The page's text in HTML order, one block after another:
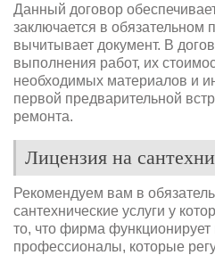
Данный договор
заключается в обязательном
вычитывает документ. В
выполнения работ, их
необходимых материалов и
первой предварительной
ремонта.
Лицензия на
Рекомендуем вам в
сантехнические услуги у
то, что фирма функционирует
профессионалы, которые